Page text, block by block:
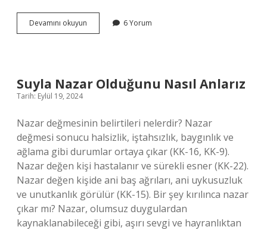
Devamını okuyun
No
6 Yorum
Suyla Nazar Olduğunu Nasıl Anlarız
Tarih: Eylül 19, 2024
Nazar değmesinin belirtileri nelerdir? Nazar
değmesi sonucu halsizlik, iştahsızlık, baygınlık ve
ağlama gibi durumlar ortaya çıkar (KK-16, KK-9).
Nazar değen kişi hastalanır ve sürekli esner (KK-22).
Nazar değen kişide ani baş ağrıları, ani uykusuzluk
ve unutkanlık görülür (KK-15). Bir şey kırılınca nazar
çıkar mı? Nazar, olumsuz duygulardan
kaynaklanabileceği gibi, aşırı sevgi ve hayranlıktan